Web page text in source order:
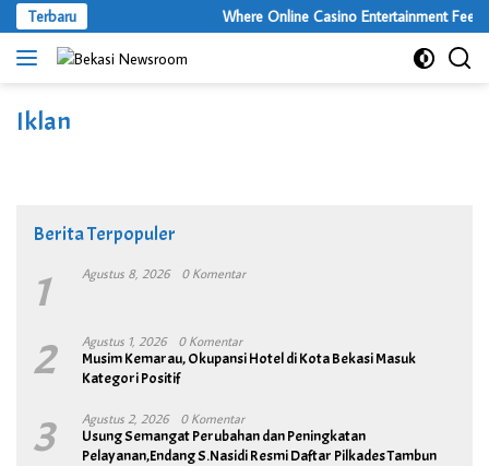
Langsung
ke
konten
Terbaru Where Online Casino Entertainment Feels
Iklan
Berita Terpopuler
1 Agustus 8, 2026 0 Komentar
2 Agustus 1, 2026 0 Komentar
Musim Kemarau, Okupansi Hotel di Kota Bekasi Masuk
Kategori Positif
3 Agustus 2, 2026 0 Komentar
Usung Semangat Perubahan dan Peningkatan
Pelayanan,Endang S.Nasidi Resmi Daftar Pilkades Tambun